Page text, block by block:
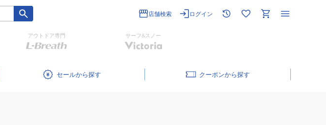
店舗検索 ログイン
アウトドア専門 サーフ&スノー
セール クーポン